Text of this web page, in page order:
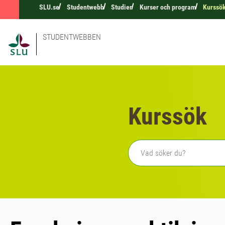
SLU.se Studentwebb Studier Kurser och program
STUDENTWEBBEN
Kurssök
Fritext sökning